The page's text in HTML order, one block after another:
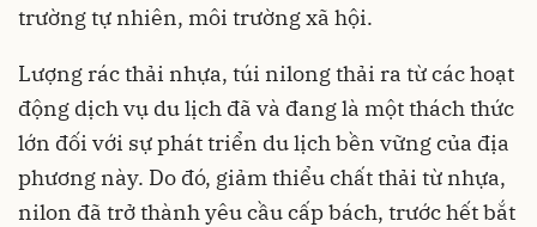
trường tự nhiên, môi trường xã hội.
Lượng rác thải nhựa, túi nilong thải ra từ các hoạt
động dịch vụ du lịch đã và đang là một thách thức
lớn đối với sự phát triển du lịchbền vững của địa
phương này. Do đó, giảm thiểu chất thải từ nhựa,
nilon đã trở thành yêu cầu cấp bách, trước hết bắt